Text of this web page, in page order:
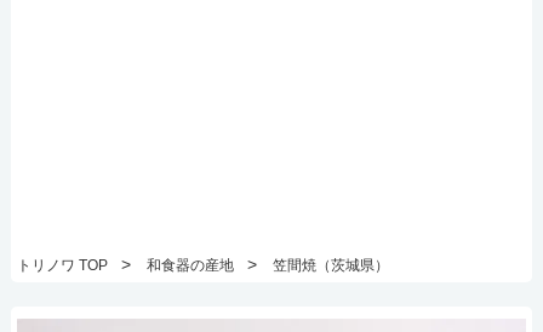
トリノワ TOP > 和食器の産地 > 笠間焼（茨城県）